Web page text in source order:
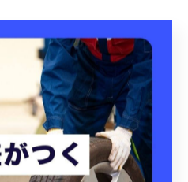
昭和町にて洗車プランを提
に戻る 次のページ >